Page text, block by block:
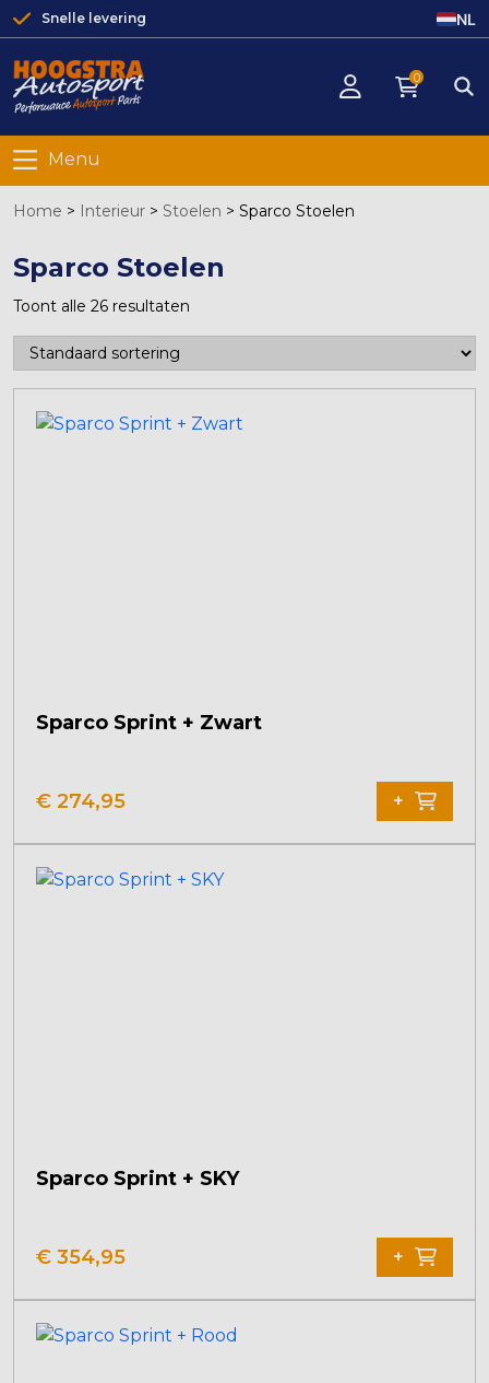
Snelle levering NL
0
Menu
Home > Interieur > Stoelen > Sparco Stoelen
Sparco Stoelen
Toont alle 26 resultaten
Sparco Sprint + Zwart
€ 274,95 +
Sparco Sprint + SKY
€ 354,95 +